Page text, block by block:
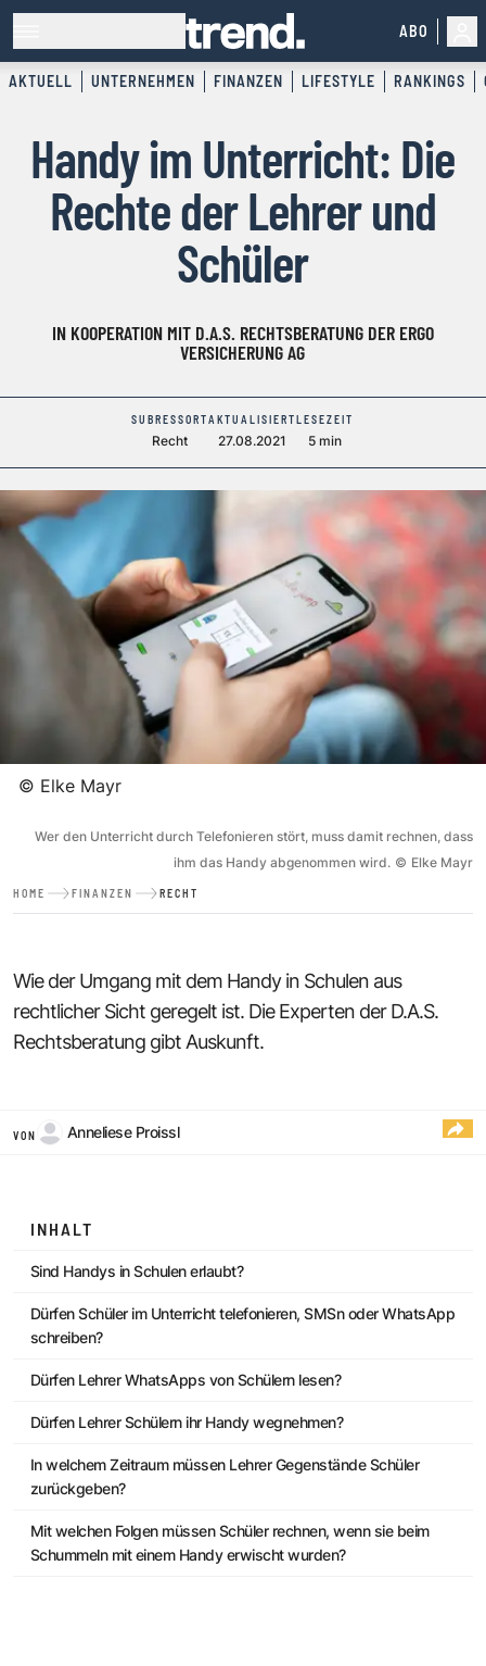
ABO
AKTUELL UNTERNEHMEN FINANZEN LIFESTYLE RANKINGS
Handy im Unterricht: Die
Rechte der Lehrer und
Schüler
IN KOOPERATION MIT D.A.S. RECHTSBERATUNG DER ERGO
VERSICHERUNG AG
SUBRESSORT
Recht
AKTUALISIERT
27.08.2021
LESEZEIT
5 min
© Elke Mayr
Wer den Unterricht durch Telefonieren stört, muss damit rechnen, dass
ihm das Handy abgenommen wird. © Elke Mayr
HOME FINANZEN RECHT
Wie der Umgang mit dem Handy in Schulen aus
rechtlicher Sicht geregelt ist. Die Experten der D.A.S.
Rechtsberatung gibt Auskunft.
VON Anneliese Proissl
INHALT
Sind Handys in Schulen erlaubt?
Dürfen Schüler im Unterricht telefonieren, SMSn oder WhatsApp
schreiben?
Dürfen Lehrer WhatsApps von Schülern lesen?
Dürfen Lehrer Schülern ihr Handy wegnehmen?
In welchem Zeitraum müssen Lehrer Gegenstände Schüler
zurückgeben?
Mit welchen Folgen müssen Schüler rechnen, wenn sie beim
Schummeln mit einem Handy erwischt wurden?